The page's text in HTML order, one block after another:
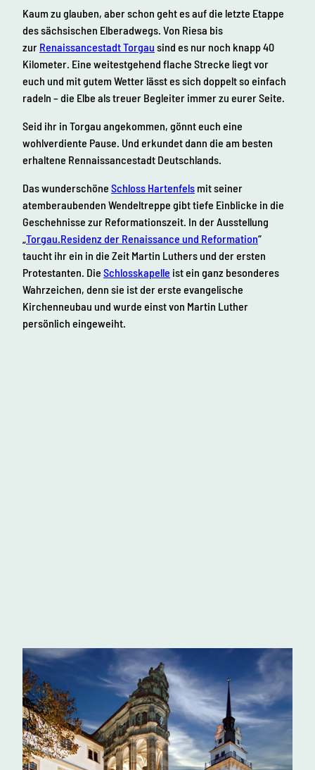
Kaum zu glauben, aber schon geht es auf die letzte Etappe
des sächsischen Elberadwegs. Von Riesa bis
zur Renaissancestadt Torgau sind es nur noch knapp 40
Kilometer. Eine weitestgehend flache Strecke liegt vor
euch und mit gutem Wetter lässt es sich doppelt so einfach
radeln – die Elbe als treuer Begleiter immer zu eurer Seite.
Seid ihr in Torgau angekommen, gönnt euch eine
wohlverdiente Pause. Und erkundet dann die am besten
erhaltene Rennaissancestadt Deutschlands.
Das wunderschöne Schloss Hartenfels mit seiner
atemberaubenden Wendeltreppe gibt tiefe Einblicke in die
Geschehnisse zur Reformationszeit. In der Ausstellung
Torgau.Residenz der Renaissance und Reformation“
taucht ihr ein in die Zeit Martin Luthers und der ersten
Protestanten. Die Schlosskapelle ist ein ganz besonderes
Wahrzeichen, denn sie ist der erste evangelische
Kirchenneubau und wurde einst von Martin Luther
persönlich eingeweiht.